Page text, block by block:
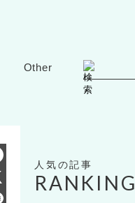
Other
S
e
a
f
o
r:
RANKING